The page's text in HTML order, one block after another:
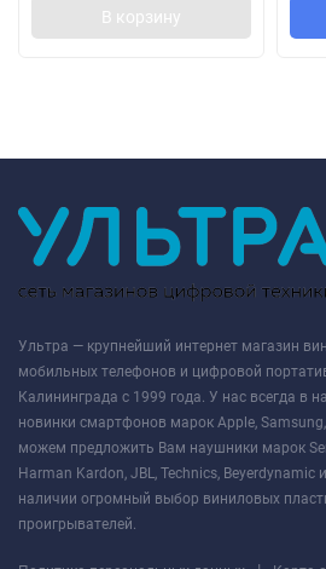
В корзину
Ультра — крупнейший интернет магазин
мобильных телефонов и цифровой
Калининграда с 1999 года. У нас всегда в
новинки смартфонов марок Apple,
можем предложить Вам наушники марок
Harman Kardon, JBL, Technics, Beyerdynamic
наличии огромный выбор виниловых
проигрывателей.